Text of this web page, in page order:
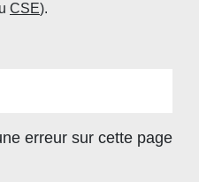
CSE).
erreur sur cette page